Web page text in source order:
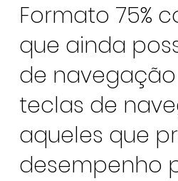
Formato 75%
que ainda
de
teclas de
aqueles que
desempenho